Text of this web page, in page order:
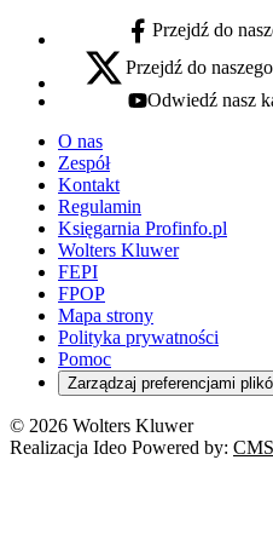
facebook - otwiera się w
Przejdź do
x - otwiera się w nowej karcie
Przejdź do
youtube - otwiera się w
Odwiedź nasz
O nas
Zespół
Kontakt
Regulamin
Księgarnia Profinfo.pl
Wolters Kluwer
FEPI
FPOP
Mapa strony
Polityka prywatności
Pomoc
Zarządzaj preferencjami
© 2026 Wolters Kluwer
Realizacja Ideo Powered by: